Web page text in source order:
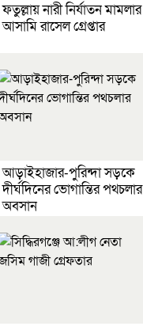
ফতুল্লায় নারী নির্যাতন মামলার
আসামি রাসেল গ্রেপ্তার
আড়াইহাজার-পুরিন্দা সড়কে
দীর্ঘদিনের ভোগান্তির পথচলার
অবসান